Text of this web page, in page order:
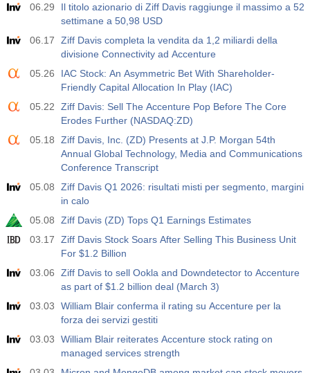
USD
Agire
Fcst
Prev
Baker Hughes US Total Rig Count
Agire
Fcst
Prev
588
Credito al Consumo Fed m/m
Agire
Fcst
$​11.44 B
Prev
$​-0.18 B
19:30
USD
CFTC Oro Posizioni Nette Non Commerciali
Agire
182.1 K
USD
CFTC Greggio Posizioni Nette Non Commerciali
Agire
Fcst
Prev
120.1 K
USD
CFTC S&amp;P 500 Posizioni Nette Non Commerciali
Agire
Fcst
Prev
06.29
Il titolo azionario di Ziff Davis raggiunge il massimo a 52
settimane a 50,98 USD
06.17
Ziff Davis completa la vendita da 1,2 miliardi della
divisione Connectivity ad Accenture
05.26
IAC Stock: An Asymmetric Bet With Shareholder-
Friendly Capital Allocation In Play (IAC)
05.22
Ziff Davis: Sell The Accenture Pop Before The Core
Erodes Further (NASDAQ:ZD)
05.18
Ziff Davis, Inc. (ZD) Presents at J.P. Morgan 54th
Annual Global Technology, Media and Communications
Conference Transcript
05.08
Ziff Davis Q1 2026: risultati misti per segmento, margini
in calo
05.08
Ziff Davis (ZD) Tops Q1 Earnings Estimates
03.17
Ziff Davis Stock Soars After Selling This Business Unit
For $1.2 Billion
03.06
Ziff Davis to sell Ookla and Downdetector to Accenture
as part of $1.2 billion deal (March 3)
03.03
William Blair conferma il rating su Accenture per la
forza dei servizi gestiti
03.03
William Blair reiterates Accenture stock rating on
managed services strength